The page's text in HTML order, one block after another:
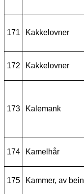
171 Kakkelovner
172 Kakkelovner
173 Kalemank
174 Kamelhår
175 Kammer, av bein